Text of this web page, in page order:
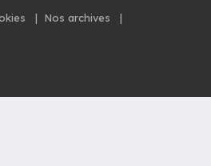
| Nos archives
|